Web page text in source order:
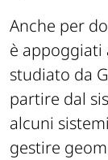
Anche per
è appoggiati
studiato da
partire dal
alcuni
gestire